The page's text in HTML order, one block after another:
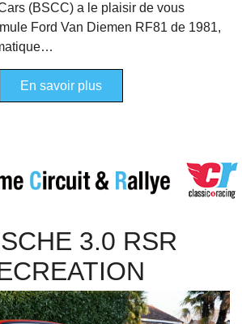
(BSCC) a le plaisir de vous
Ford Van Diemen RF81 de 1981,
En savoir plus
3.0 RSR